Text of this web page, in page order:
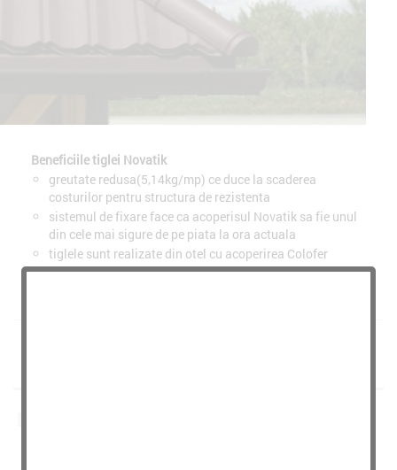
Beneficiile tiglei Novatik
greutate redusa(5,14kg/mp) ce duce la scaderea
costurilor pentru structura de rezistenta
sistemul de fixare face ca acoperisul Novatik sa fie unul
din cele mai sigure de pe piata la ora actuala
tiglele sunt realizate din otel cu acoperirea Colofer
garantia de 30 de ani oferita de Final Distribution va